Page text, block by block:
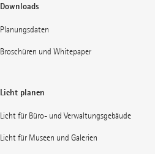
Downloads
Planungsdaten
Broschüren und Whitepaper
Licht planen
Licht für Büro- und Verwaltungsgebäude
Licht für Museen und Galerien